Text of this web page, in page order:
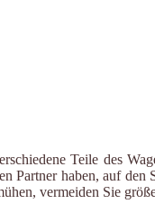
Teile des
Partner haben, auf
vermeiden Sie